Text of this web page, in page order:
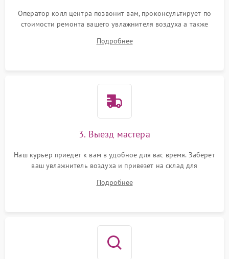
Оператор колл центра позвонит вам, проконсультирует по
стоимости ремонта вашего увлажнителя воздуха а также
Подробнее
3. Выезд мастера
Наш курьер приедет к вам в удобное для вас время. Заберет
ваш увлажнитель воздуха и привезет на склад для
Подробнее